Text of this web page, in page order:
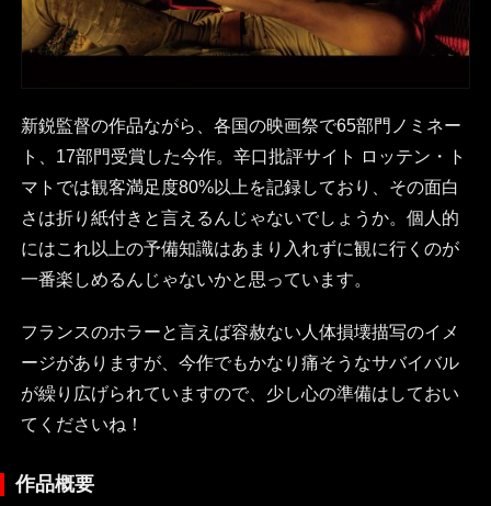
新鋭監督の作品ながら、各国の映画祭で65部門ノミネー
ト、17部門受賞した今作。辛口批評サイト ロッテン・ト
マトでは観客満足度80%以上を記録しており、その面白
さは折り紙付きと言えるんじゃないでしょうか。個人的
にはこれ以上の予備知識はあまり入れずに観に行くのが
一番楽しめるんじゃないかと思っています。
フランスのホラーと言えば容赦ない人体損壊描写のイメ
ージがありますが、今作でもかなり痛そうなサバイバル
が繰り広げられていますので、少し心の準備はしておい
てくださいね！
作品概要